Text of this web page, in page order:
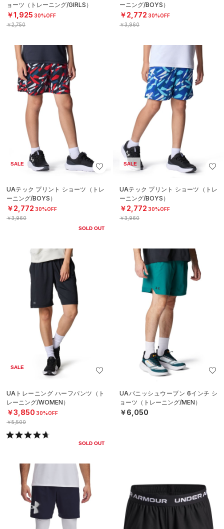
ョーツ（トレーニング/GIRLS）
￥1,925 30%OFF
￥2,750
ーニング/BOYS）
￥2,772 30%OFF
￥3,960
SALE
UAテック プリント ショーツ（トレ
ーニング/BOYS）
￥2,772 30%OFF
￥3,960
SOLD OUT
SALE
UAテック プリント ショーツ（トレ
ーニング/BOYS）
￥2,772 30%OFF
￥3,960
SALE
UAトレーニング ハーフパンツ（ト
レーニング/WOMEN）
￥3,850 30%OFF
￥5,500
SOLD OUT
UAバニッシュウーブン 6インチ シ
ョーツ（トレーニング/MEN）
￥6,050